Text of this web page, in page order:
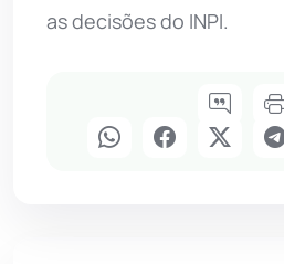
as decisões do INPI.